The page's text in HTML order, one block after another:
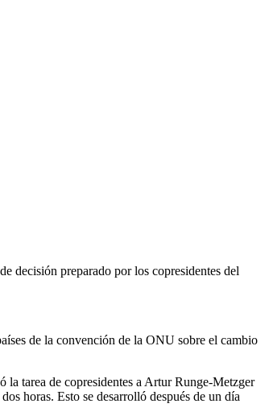
decisión preparado por los copresidentes del
de la convención de la ONU sobre el cambio
tarea de copresidentes a Artur Runge-Metzger
horas. Esto se desarrolló después de un día